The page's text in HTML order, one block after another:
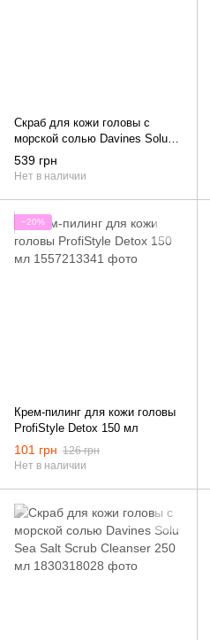
Скраб для кожи головы с
морской солью Davines Solu
Sea Salt Scrub Cleanser 75 мл
539 грн
Нет в наличии
−20%
Крем-пилинг для кожи головы
ProfiStyle Detox 150 мл
101 грн 126 грн
Нет в наличии